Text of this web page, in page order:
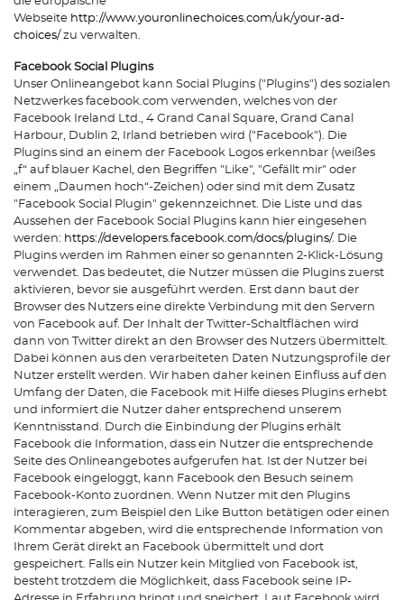
Webseite http://www.youronlinechoices.com/uk/your-ad-
choices/ zu verwalten.
Facebook Social Plugins
Unser Onlineangebot kann Social Plugins ("Plugins") des sozialen
Netzwerkes facebook.com verwenden, welches von der
Facebook Ireland Ltd., 4 Grand Canal Square, Grand Canal
Harbour, Dublin 2, Irland betrieben wird ("Facebook"). Die
Plugins sind an einem der Facebook Logos erkennbar (weißes
„f“ auf blauer Kachel, den Begriffen "Like", "Gefällt mir" oder
einem „Daumen hoch“-Zeichen) oder sind mit dem Zusatz
"Facebook Social Plugin" gekennzeichnet. Die Liste und das
Aussehen der Facebook Social Plugins kann hier eingesehen
werden: https://developers.facebook.com/docs/plugins/. Die
Plugins werden im Rahmen einer so genannten 2-Klick-Lösung
verwendet. Das bedeutet, die Nutzer müssen die Plugins zuerst
aktivieren, bevor sie ausgeführt werden. Erst dann baut der
Browser des Nutzers eine direkte Verbindung mit den Servern
von Facebook auf. Der Inhalt der Twitter-Schaltflächen wird
dann von Twitter direkt an den Browser des Nutzers übermittelt.
Dabei können aus den verarbeiteten Daten Nutzungsprofile der
Nutzer erstellt werden. Wir haben daher keinen Einfluss auf den
Umfang der Daten, die Facebook mit Hilfe dieses Plugins erhebt
und informiert die Nutzer daher entsprechend unserem
Kenntnisstand. Durch die Einbindung der Plugins erhält
Facebook die Information, dass ein Nutzer die entsprechende
Seite des Onlineangebotes aufgerufen hat. Ist der Nutzer bei
Facebook eingeloggt, kann Facebook den Besuch seinem
Facebook-Konto zuordnen. Wenn Nutzer mit den Plugins
interagieren, zum Beispiel den Like Button betätigen oder einen
Kommentar abgeben, wird die entsprechende Information von
Ihrem Gerät direkt an Facebook übermittelt und dort
gespeichert. Falls ein Nutzer kein Mitglied von Facebook ist,
besteht trotzdem die Möglichkeit, dass Facebook seine IP-